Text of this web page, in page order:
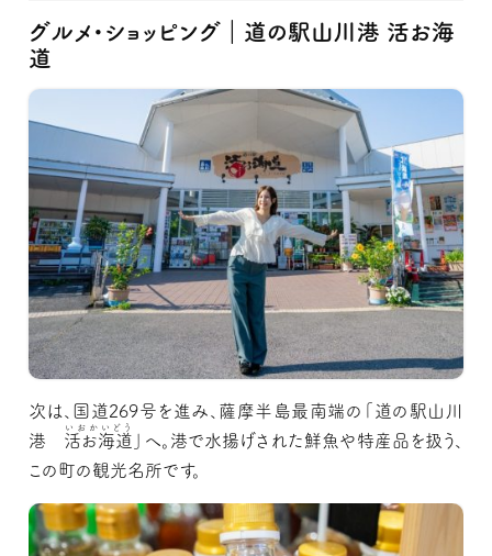
グルメ・ショッピング｜道の駅山川港 活お海
道
次は、国道269号を進み、薩摩半島最南端の「道の駅山川
港 活お海道
いおかいどう
」へ。港で水揚げされた鮮魚や特産品を扱う、
この町の観光名所です。